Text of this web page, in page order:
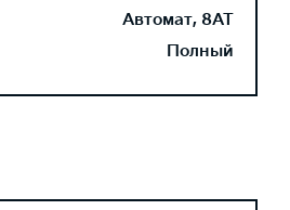
Автомат, 8AT
Полный